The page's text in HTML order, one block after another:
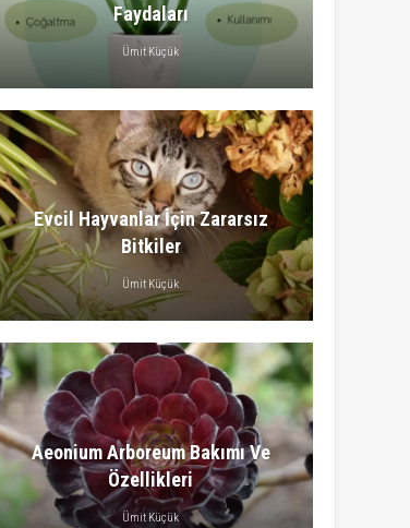
Faydaları
Ümit Küçük
Evcil Hayvanlar İçin Zararsız
Bitkiler
Ümit Küçük
Aeonium Arboreum Bakımı Ve
Özellikleri
Ümit Küçük